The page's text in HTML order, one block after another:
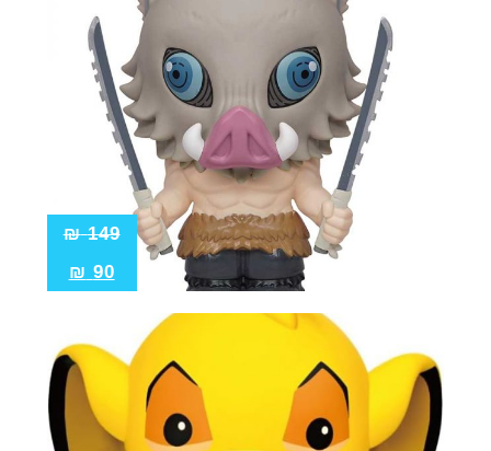
149
₪
90
₪